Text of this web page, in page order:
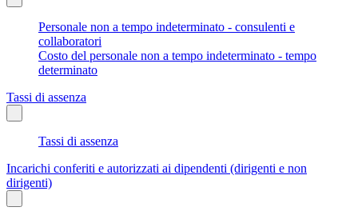
Personale non a tempo indeterminato - consulenti e
collaboratori
Costo del personale non a tempo indeterminato - tempo
determinato
Tassi di assenza
Tassi di assenza
Incarichi conferiti e autorizzati ai dipendenti (dirigenti e non
dirigenti)